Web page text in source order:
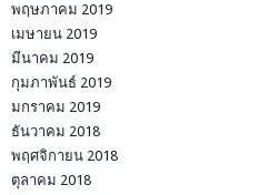
พฤษภาคม 2019
เมษายน 2019
มีนาคม 2019
กุมภาพันธ์ 2019
มกราคม 2019
ธันวาคม 2018
พฤศจิกายน 2018
ตุลาคม 2018